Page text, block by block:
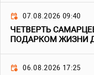
07.08.2026 09:40
ЧЕТВЕРТЬ
ПОДАРКОМ ЖИЗНИ
06.08.2026 17:25